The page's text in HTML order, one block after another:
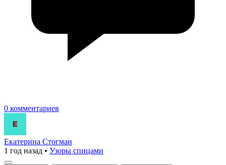
0 комментариев
Екатерина Стогман
1 год назад • Узоры спицами